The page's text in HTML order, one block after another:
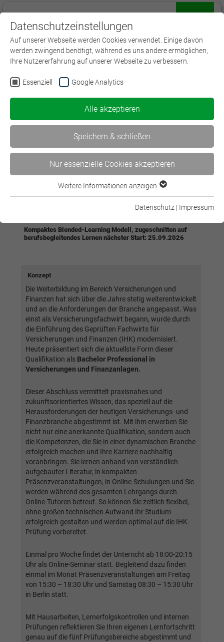
Bachelor Professional in Versicherungen und
Kompaktes Blended-Learning Modell, zugeschnitten auf
berufsbegleitendes Lernen nächster Start: 25.09.2026
Konzept
Die Weiterbildung im Bereich Versicherungen und
Finanzen hat sich über die Jahre stetig weiterentwickelt
und an die Anforderungen der Branche angepasst. Was
einst als Versicherungsfachwirt begann, wurde durch
die Einführung des Geprüften Fachwirts für
Versicherungen und Finanzen (IHK) modernisiert.
Heute präsentiert sich die aktuellste Form dieser
Qualifikation als Bachelor Professional in
Versicherungen und Finanzanlagen.
Dieser Abschluss vermittelt praxisnahes und
zukunftsorientiertes Wissen, das speziell auf die
Herausforderungen der heutigen Versicherungs- und
Finanzbranche abgestimmt ist. Mit ihm erwerben Sie
nicht nur eine anerkannte Qualifikation, sondern auch
die Kompetenzen, die Sie in einer dynamischen Branche
erfolgreich machen und Ihre Karriere nachhaltig
voranbringen. Sie lernen anhand von verständlich
aufgebauter Literatur, in kompakten
Präsenzveranstaltungen, in Online-Schulungen und Sie
werden während des gesamten Lehrgangs durch
Online-Tutoren betreut. So können Sie zeitlich flexibel,
ohne großen technischen Aufwand Ihr Studium
erfolgreich gestalten und werden optimal auf die IHK-
Prüfung vorbereitet.
Einmal pro Woche findet der Unterricht ab 18:00-20:15
Uhr als Online-Seminar statt. Begleitend dazu finden
einmal im Monat Präsenzveranstaltungen am Freitag
von 15:30 – 18:30 Uhr und Samstag 08:30 – 15:30 Uhr
in Berlin statt.
Mit Hausarbeiten, Lernerfolgskontrollen und internen
Prüfungen reflektieren Sie Ihren eigenen Lernfortschritt
genau auf die fünf Prüfungsbereiche abgestimmt und
Datenschutzeinstellungen
Auf unserer Webseite werden Cookies verwendet. Einige davon
werden zwingend benötigt, während es uns andere ermöglichen,
Ihre Nutzererfahrung auf unserer Webseite zu verbessern.
Essenziell Google Analytics
Alle akzeptieren
Speichern & schließen
Nur essenzielle Cookies akzeptieren
Essenzielle Cookies werden für grundlegende Funktionen der
Webseite einwandfrei funktioniert.
Laufzeit 1 Jahr
Zweck
Dieses Cookie wird verwendet, um Ihre
Cookie-Einstellungen für diese Website zu
speichern.
Name SgCookieOptin.lastPreferences
Anbieter BWV Berlin Brandenburg
Laufzeit 1 Jahr
Dieser Wert speichert Ihre Consent-
Einstellungen. Unter anderem eine zufällig
generierte ID, für die historische
Speicherung Ihrer vorgenommen
Einstellungen, falls der Webseiten-Betreiber
dies eingestellt hat.
Name fe_typo3_user
Laufzeit Sitzungsende
Zweck
Speicherung der Benutzer-ID bei
Google Analytics
Name _ga
Anbieter Google Analytics
Laufzeit 2 Jahre
Zweck
Registriert eine eindeutige ID, die verwendet
wird, um statistische Daten dazu, wie der
Name _ga_#
Anbieter Google Analytics
Laufzeit 2 Jahre
Zweck
Sammelt Daten dazu, wie oft ein Benutzer
eine Website besucht hat, sowie Daten für
den ersten und letzten Besuch. Von Google
Analytics verwendet.
Anbieter Google Analytics
Laufzeit 1 Tag
Zweck
wird, um statistische Daten dazu, wie der
Besucher die Website nutzt, zu generieren.
Cookie-Informationen anzeigen
Weitere Informationen anzeigen
Datenschutz | Impressum